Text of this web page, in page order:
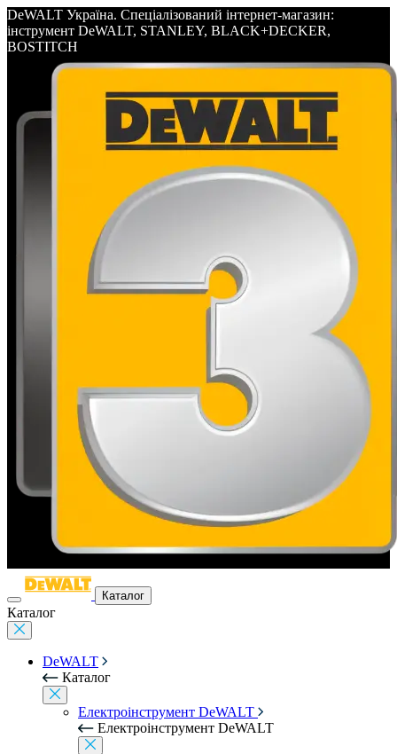
DeWALT Україна. Спеціалізований інтернет-магазин:
інструмент DeWALT, STANLEY, BLACK+DECKER,
BOSTITCH
Каталог
Каталог
DeWALT
Каталог
Електроінструмент DeWALT
Електроінструмент DeWALT